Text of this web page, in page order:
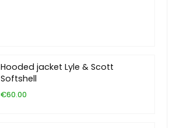
Hooded jacket Lyle & Scott
Softshell
€60.00